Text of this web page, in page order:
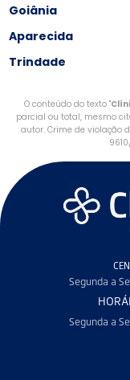
Goiânia
Aparecida
Trindade
O conteúdo do texto "
parcial ou total, mesmo
autor. Crime de violação
Segunda a
Segunda a